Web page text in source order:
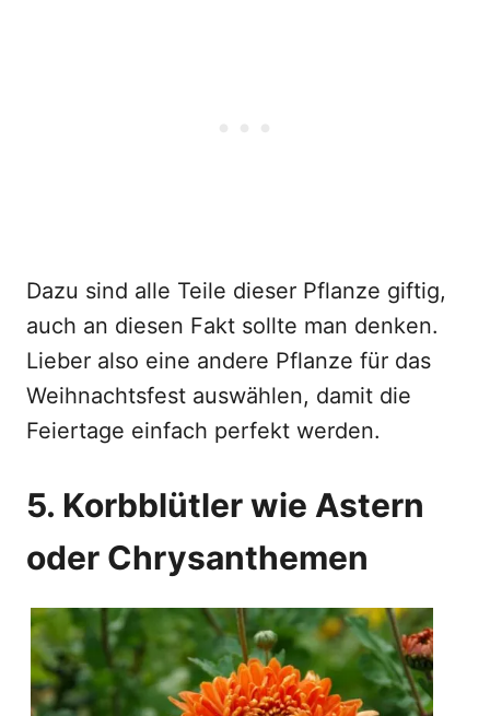
Dazu sind alle Teile dieser Pflanze giftig,
auch an diesen Fakt sollte man denken.
Lieber also eine andere Pflanze für das
Weihnachtsfest auswählen, damit die
Feiertage einfach perfekt werden.
5. Korbblütler wie Astern
oder Chrysanthemen